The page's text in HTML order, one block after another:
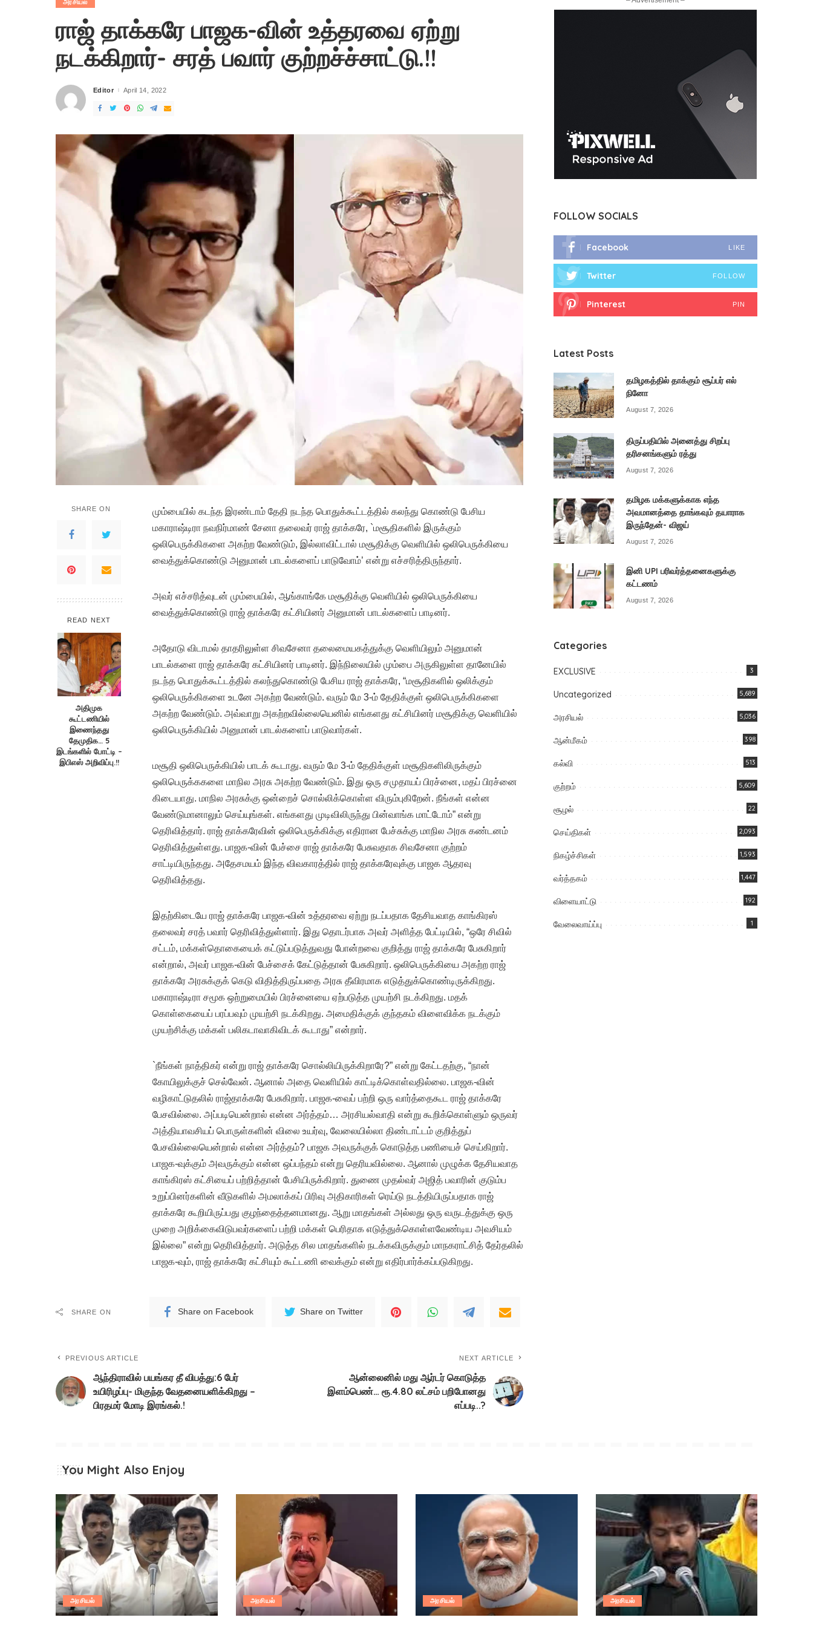
அரசியல்
ராஜ் தாக்கரே பாஜக-வின் உத்தரவை ஏற்று
நடக்கிறார்- சரத் பவார் குற்றச்ச்சாட்டு.!!
Posted
Editor April 14, 2022
SHARE ON
READ NEXT
அதிமுக
கூட்டணியில்
இணைந்தது
தேமுதிக… 5
இடங்களில் போட்டி –
இபிஎஸ் அறிவிப்பு.!!
மும்பையில் கடந்த இரண்டாம் தேதி நடந்த பொதுக்கூட்டத்தில் கலந்து கொண்டு பேசிய
மகாராஷ்டிரா நவநிர்மாண் சேனா தலைவர் ராஜ் தாக்கரே, `மசூதிகளில் இருக்கும்
ஒலிபெருக்கிகளை அகற்ற வேண்டும், இல்லாவிட்டால் மசூதிக்கு வெளியில் ஒலிபெருக்கியை
வைத்துக்கொண்டு அனுமான் பாடல்களைப் பாடுவோம்’ என்று எச்சரித்திருந்தார்.
அவர் எச்சரித்வுடன் மும்பையில், ஆங்காங்கே மசூதிக்கு வெளியில் ஒலிபெருக்கியை
வைத்துக்கொண்டு ராஜ் தாக்கரே கட்சியினர் அனுமான் பாடல்களைப் பாடினர்.
அதோடு விடாமல் தாதரிலுள்ள சிவசேனா தலைமையகத்துக்கு வெளியிலும் அனுமான்
பாடல்களை ராஜ் தாக்கரே கட்சியினர் பாடினர். இந்நிலையில் மும்பை அருகிலுள்ள தானேயில்
நடந்த பொதுக்கூட்டத்தில் கலந்துகொண்டு பேசிய ராஜ் தாக்கரே, “மசூதிகளில் ஒலிக்கும்
ஒலிபெருக்கிகளை உடனே அகற்ற வேண்டும். வரும் மே 3-ம் தேதிக்குள் ஒலிபெருக்கிகளை
அகற்ற வேண்டும். அவ்வாறு அகற்றவில்லையெனில் எங்களது கட்சியினர் மசூதிக்கு வெளியில்
ஒலிபெருக்கியில் அனுமான் பாடல்களைப் பாடுவார்கள்.
மசூதி ஒலிபெருக்கியில் பாடக் கூடாது. வரும் மே 3-ம் தேதிக்குள் மசூதிகளிலிருக்கும்
ஒலிபெருக்ககளை மாநில அரசு அகற்ற வேண்டும். இது ஒரு சமுதாயப் பிரச்னை, மதப் பிரச்னை
கிடையாது. மாநில அரசுக்கு ஒன்றைச் சொல்லிக்கொள்ள விரும்புகிறேன். நீங்கள் என்ன
வேண்டுமானாலும் செய்யுங்கள். எங்களது முடிவிலிருந்து பின்வாங்க மாட்டோம்” என்று
தெரிவித்தார். ராஜ் தாக்கரேவின் ஒலிபெருக்கிக்கு எதிரான பேச்சுக்கு மாநில அரசு கண்டனம்
தெரிவித்துள்ளது. பாஜக-வின் பேச்சை ராஜ் தாக்கரே பேசுவதாக சிவசேனா குற்றம்
சாட்டியிருந்தது. அதேசமயம் இந்த விவகாரத்தில் ராஜ் தாக்கரேவுக்கு பாஜக ஆதரவு
தெரிவித்தது.
இதற்கிடையே ராஜ் தாக்கரே பாஜக-வின் உத்தரவை ஏற்று நடப்பதாக தேசியவாத காங்கிரஸ்
தலைவர் சரத் பவார் தெரிவித்துள்ளார். இது தொடர்பாக அவர் அளித்த பேட்டியில், “ஒரே சிவில்
சட்டம், மக்கள்தொகையைக் கட்டுப்படுத்துவது போன்றவை குறித்து ராஜ் தாக்கரே பேசுகிறார்
என்றால், அவர் பாஜக-வின் பேச்சைக் கேட்டுத்தான் பேசுகிறார். ஒலிபெருக்கியை அகற்ற ராஜ்
தாக்கரே அரசுக்குக் கெடு விதித்திருப்பதை அரசு தீவிரமாக எடுத்துக்கொண்டிருக்கிறது.
மகாராஷ்டிரா சமூக ஒற்றுமையில் பிரச்னையை ஏற்படுத்த முயற்சி நடக்கிறது. மதக்
கொள்கையைப் பரப்பவும் முயற்சி நடக்கிறது. அமைதிக்குக் குந்தகம் விளைவிக்க நடக்கும்
முயற்சிக்கு மக்கள் பலிகடாவாகிவிடக் கூடாது” என்றார்.
`நீங்கள் நாத்திகர் என்று ராஜ் தாக்கரே சொல்லியிருக்கிறாரே?” என்று கேட்டதற்கு, “நான்
கோயிலுக்குச் செல்வேன். ஆனால் அதை வெளியில் காட்டிக்கொள்வதில்லை. பாஜக-வின்
வழிகாட்டுதலில் ராஜ்தாக்கரே பேசுகிறார். பாஜக-வைப் பற்றி ஒரு வார்த்தைகூட ராஜ் தாக்கரே
பேசவில்லை. அப்படியென்றால் என்ன அர்த்தம்… அரசியல்வாதி என்று கூறிக்கொள்ளும் ஒருவர்
அத்தியாவசியப் பொருள்களின் விலை உயர்வு, வேலையில்லா திண்டாட்டம் குறித்துப்
பேசவில்லையென்றால் என்ன அர்த்தம்? பாஜக அவருக்குக் கொடுத்த பணியைச் செய்கிறார்.
பாஜக-வுக்கும் அவருக்கும் என்ன ஒப்பந்தம் என்று தெரியவில்லை. ஆனால் முழுக்க தேசியவாத
காங்கிரஸ் கட்சியைப் பற்றித்தான் பேசியிருக்கிறார். துணை முதல்வர் அஜித் பவாரின் குடும்ப
உறுப்பினர்களின் வீடுகளில் அமலாக்கப் பிரிவு அதிகாரிகள் ரெய்டு நடத்தியிருப்பதாக ராஜ்
தாக்கரே கூறியிருப்பது குழந்தைத்தனமானது. ஆறு மாதங்கள் அல்லது ஒரு வருடத்துக்கு ஒரு
முறை அறிக்கைவிடுபவர்களைப் பற்றி மக்கள் பெரிதாக எடுத்துக்கொள்ளவேண்டிய அவசியம்
இல்லை” என்று தெரிவித்தார். அடுத்த சில மாதங்களில் நடக்கவிருக்கும் மாநகராட்சித் தேர்தலில்
பாஜக-வும், ராஜ் தாக்கரே கட்சியும் கூட்டணி வைக்கும் என்று எதிர்பார்க்கப்படுகிறது.
SHARE ON Share on Facebook Share on Twitter
PREVIOUS ARTICLE
ஆந்திராவில் பயங்கர தீ விபத்து:6 பேர்
உயிரிழப்பு- மிகுந்த வேதனையளிக்கிறது –
பிரதமர் மோடி இரங்கல்.!
NEXT ARTICLE
ஆன்லைனில் மது ஆர்டர் கொடுத்த
இளம்பெண்… ரூ.4.80 லட்சம் பறிபோனது
எப்படி..?
FOLLOW SOCIALS
Facebook LIKE
Twitter FOLLOW
Pinterest PIN
Latest Posts
தமிழகத்தில் தாக்கும் சூப்பர் எல்
நினோ
August 7, 2026
திருப்பதியில் அனைத்து சிறப்பு
தரிசனங்களும் ரத்து
August 7, 2026
தமிழக மக்களுக்காக எந்த
அவமானத்தை தாங்கவும் தயாராக
இருந்தேன்- விஜய்
August 7, 2026
இனி UPI பரிவர்த்தனைகளுக்கு
கட்டணம்
August 7, 2026
Categories
EXCLUSIVE 3
Uncategorized 5,689
அரசியல் 5,036
ஆன்மீகம் 398
கல்வி 513
குற்றம் 5,609
சூழல் 22
செய்திகள் 2,093
நிகழ்ச்சிகள் 1,593
வர்த்தகம் 1,447
விளையாட்டு 192
வேலைவாய்ப்பு 1
You Might Also Enjoy
அரசியல் அரசியல் அரசியல் அரசியல்